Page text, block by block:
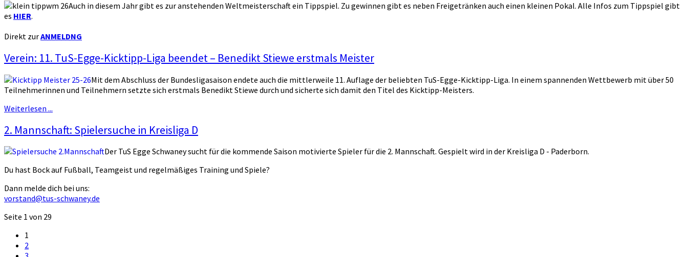
Auch in diesem Jahr gibt es zur anstehenden Weltmeisterschaft ein Tippspiel. Zu gewinnen gibt es neben Freigetränken auch einen kleinen Pokal. Alle Infos zum Tippspiel gibt
es HIER.
Direkt zurANMELDNG
Verein: 11. TuS-Egge-Kicktipp-Liga beendet – Benedikt Stiewe erstmals Meister
Mit dem Abschluss der Bundesligasaison endete auch die mittlerweile 11. Auflage der beliebten TuS-Egge-Kicktipp-Liga. In einem spannenden Wettbewerb mit über 50
Teilnehmerinnen und Teilnehmern setzte sich erstmals Benedikt Stiewe durch und sicherte sich damit den Titel des Kicktipp-Meisters.
Weiterlesen ...
2. Mannschaft: Spielersuche in Kreisliga D
Der TuS Egge Schwaney sucht für die kommende Saison motivierte Spieler für die 2. Mannschaft. Gespielt wird in der Kreisliga D - Paderborn.
Du hast Bock auf Fußball, Teamgeist und regelmäßiges Training und Spiele?
Dann melde dich bei uns:
vorstand@tus-schwaney.de
Seite 1 von 29
1
2